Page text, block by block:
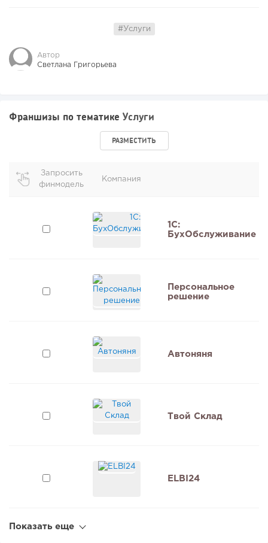
#Услуги
Автор
Светлана Григорьева
Франшизы по тематике Услуги
РАЗМЕСТИТЬ
Запросить
финмодель
Компания
1C:
БухОбслуживание
Персональное
решение
Автоняня
Твой Склад
ELBI24
Показать еще